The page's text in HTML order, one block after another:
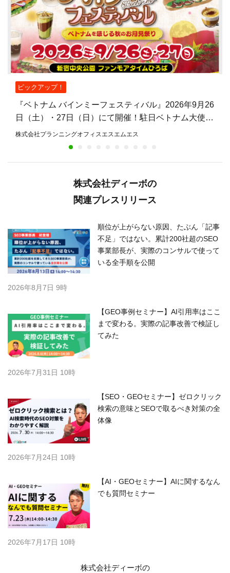
ピックアップ！
『ベトナム バインミーフェスティバル』2026年9月26
日（土）・27日（日）にて開催！駐日ベトナム大使館
公認、バインミーを主役とした日本初のフェスティバ
株式会社プランニングオフィスエスエムエス
株式会社ディーボの
関連プレスリリース
順位が上がらない原因、たぶん「記事
不足」ではない。累計200社超のSEO
事業部長が、実際のコンサルで使って
いる全手順を公開
2026年8月7日 9時
【GEO事例セミナー】AI引用率はここ
まで変わる。実際の記事改善で検証し
てみた
2026年7月31日 10時
【SEO・GEOセミナー】ゼロクリック
検索の意味とSEOで取るべき対策の全
体像
2026年7月24日 10時
【AI・GEOセミナー】AIに関するなん
でも質問セミナー
2026年7月17日 10時
株式会社ディーボの